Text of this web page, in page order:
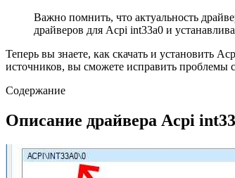
Важно помнить, что актуальность
драйверов для Acpi int33a0 и
Теперь вы знаете, как скачать и установить
источников, вы сможете исправить проблемы
Содержание
Описание драйвера Acpi